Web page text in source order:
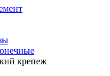
крепеж